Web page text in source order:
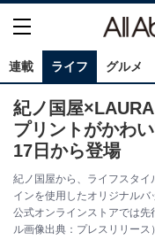
連載 ライフ グルメ
紀ノ国屋
プリントがかわ
17日から登場
紀ノ国屋から、ライフスタ
インを使用したオリジナルバ
公式オンラインストアでは
ル画像出典：プレスリリース）